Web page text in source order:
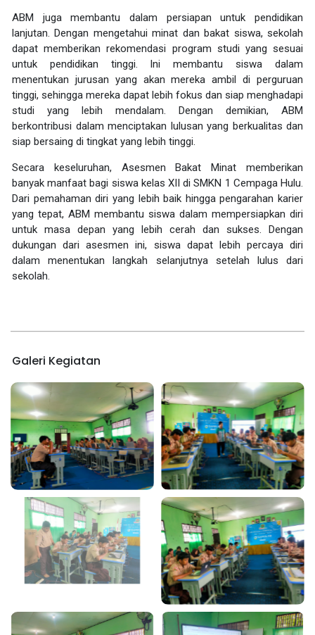
ABM juga membantu dalam persiapan untuk pendidikan
lanjutan. Dengan mengetahui minat dan bakat siswa, sekolah
dapat memberikan rekomendasi program studi yang sesuai
untuk pendidikan tinggi. Ini membantu siswa dalam
menentukan jurusan yang akan mereka ambil di perguruan
tinggi, sehingga mereka dapat lebih fokus dan siap menghadapi
studi yang lebih mendalam. Dengan demikian, ABM
berkontribusi dalam menciptakan lulusan yang berkualitas dan
siap bersaing di tingkat yang lebih tinggi.
Secara keseluruhan, Asesmen Bakat Minat memberikan
banyak manfaat bagi siswa kelas XII di SMKN 1 Cempaga Hulu.
Dari pemahaman diri yang lebih baik hingga pengarahan karier
yang tepat, ABM membantu siswa dalam mempersiapkan diri
untuk masa depan yang lebih cerah dan sukses. Dengan
dukungan dari asesmen ini, siswa dapat lebih percaya diri
dalam menentukan langkah selanjutnya setelah lulus dari
sekolah.
Galeri Kegiatan